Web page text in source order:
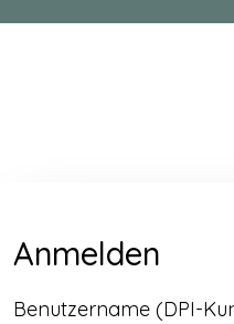
Anmelden
Benutzername (DPI-